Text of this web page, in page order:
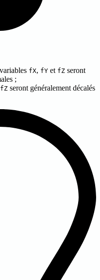
fX, fY et fZ seront
;
fZ seront généralement décalés